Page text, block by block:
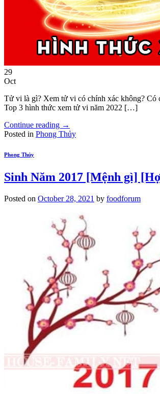
29
Oct
Tử vi là gì? Xem tử vi có chính xác không? Có
Top 3 hình thức xem tử vi năm 2022 […]
Continue reading →
Posted in Phong Thủy
Phong Thủy
Sinh Năm 2017 [Mệnh gì]
Posted on October 28, 2021 by foodforum